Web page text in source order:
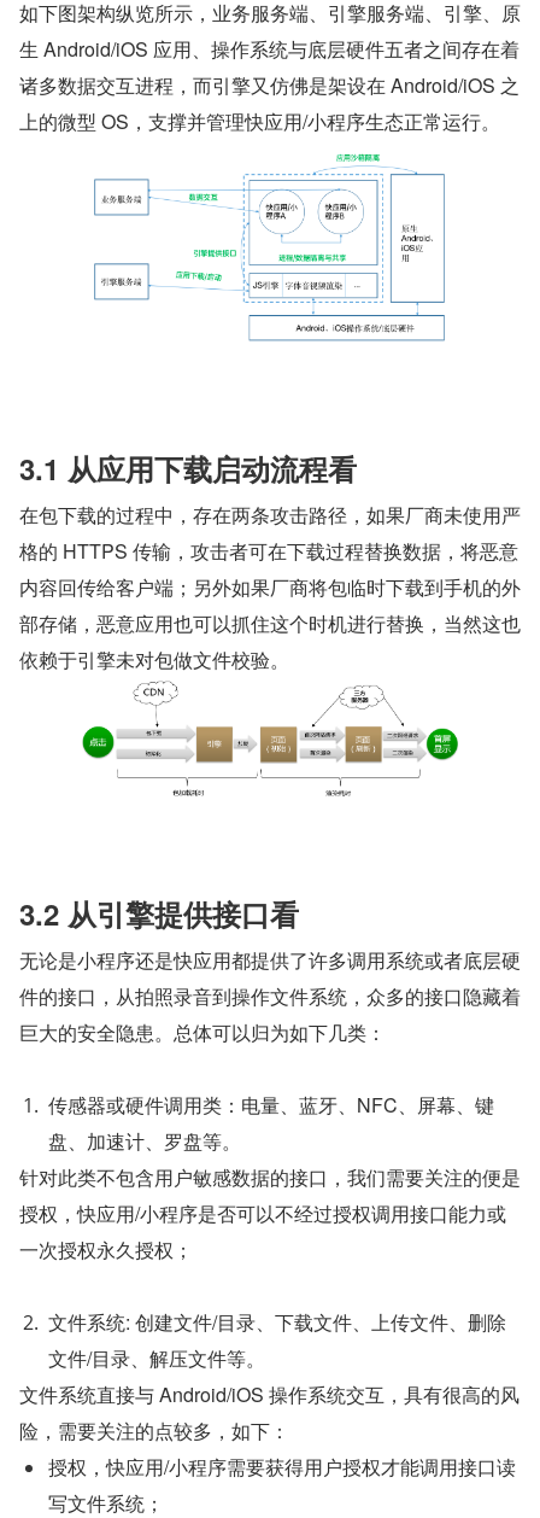
如下图架构纵览所示，业务服务端、引擎服务端、引擎、原
生 Android/iOS 应用、操作系统与底层硬件五者之间存在着
诸多数据交互进程，而引擎又仿佛是架设在 Android/iOS 之
上的微型 OS，支撑并管理快应用/小程序生态正常运行。
3.1 从应用下载启动流程看
在包下载的过程中，存在两条攻击路径，如果厂商未使用严
格的 HTTPS 传输，攻击者可在下载过程替换数据，将恶意
内容回传给客户端；另外如果厂商将包临时下载到手机的外
部存储，恶意应用也可以抓住这个时机进行替换，当然这也
依赖于引擎未对包做文件校验。
3.2 从引擎提供接口看
无论是小程序还是快应用都提供了许多调用系统或者底层硬
件的接口，从拍照录音到操作文件系统，众多的接口隐藏着
巨大的安全隐患。总体可以归为如下几类：
传感器或硬件调用类：电量、蓝牙、NFC、屏幕、键
盘、加速计、罗盘等。
针对此类不包含用户敏感数据的接口，我们需要关注的便是
授权，快应用/小程序是否可以不经过授权调用接口能力或
一次授权永久授权；
文件系统: 创建文件/目录、下载文件、上传文件、删除
文件/目录、解压文件等。
文件系统直接与 Android/iOS 操作系统交互，具有很高的风
险，需要关注的点较多，如下：
授权，快应用/小程序需要获得用户授权才能调用接口读
写文件系统；